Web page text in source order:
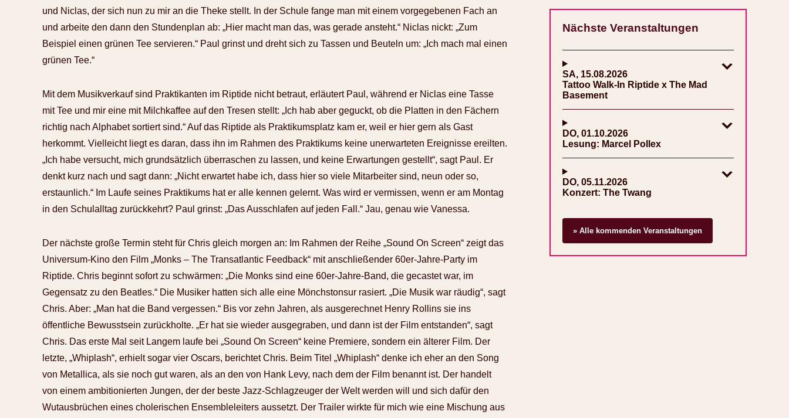
und Niclas, der sich nun zu mir an die Theke stellt. In der Schule fange man mit einem vorgegebenen Fach an
und arbeite den dann den Stundenplan ab: „Hier macht man das, was gerade ansteht.“ Niclas nickt: „Zum
Beispiel einen grünen Tee servieren.“ Paul grinst und dreht sich zu Tassen und Beuteln um: „Ich mach mal einen
grünen Tee.“
Mit dem Musikverkauf sind Praktikanten im Riptide nicht betraut, erläutert Paul, während er Niclas eine Tasse
mit Tee und mir eine mit Milchkaffee auf den Tresen stellt: „Ich hab aber geguckt, ob die Platten in den Fächern
richtig nach Alphabet sortiert sind.“ Auf das Riptide als Praktikumsplatz kam er, weil er hier gern als Gast
herkommt. Vielleicht liegt es daran, dass ihn im Rahmen des Praktikums keine unerwarteten Ereignisse ereilten.
„Ich habe versucht, mich grundsätzlich überraschen zu lassen, und keine Erwartungen gestellt“, sagt Paul. Er
denkt kurz nach und sagt dann: „Nicht erwartet habe ich, dass hier so viele Mitarbeiter sind, neun oder so,
erstaunlich.“ Im Laufe seines Praktikums hat er alle kennen gelernt. Was wird er vermissen, wenn er am Montag
in den Schulalltag zurückkehrt? Paul grinst: „Das Ausschlafen auf jeden Fall.“ Jau, genau wie Vanessa.
Der nächste große Termin steht für Chris gleich morgen an: Im Rahmen der Reihe „Sound On Screen“ zeigt das
Universum-Kino den Film „Monks – The Transatlantic Feedback“ mit anschließender 60er-Jahre-Party im
Riptide. Chris beginnt sofort zu schwärmen: „Die Monks sind eine 60er-Jahre-Band, die gecastet war, im
Gegensatz zu den Beatles.“ Die Musiker hatten sich alle eine Mönchstonsur rasiert. „Die Musik war räudig“, sagt
Chris. Aber: „Man hat die Band vergessen.“ Bis vor zehn Jahren, als ausgerechnet Henry Rollins sie ins
öffentliche Bewusstsein zurückholte. „Er hat sie wieder ausgegraben, und dann ist der Film entstanden“, sagt
Chris. Das erste Mal seit Langem laufe bei „Sound On Screen“ keine Premiere, sondern ein älterer Film. Der
letzte, „Whiplash“, erhielt sogar vier Oscars, berichtet Chris. Beim Titel „Whiplash“ denke ich eher an den Song
von Metallica, als sie noch gut waren, als an den von Hank Levy, nach dem der Film benannt ist. Der handelt
von einem ambitionierten Jungen, der der beste Jazz-Schlagzeuger der Welt werden will und sich dafür den
Wutausbrüchen eines cholerischen Ensembleleiters aussetzt. Der Trailer wirkte für mich wie eine Mischung aus
Nächste Veranstaltungen
SA, 15.08.2026
Tattoo Walk-In Riptide x The Mad
Basement
DO, 01.10.2026
Lesung: Marcel Pollex
DO, 05.11.2026
Konzert: The Twang
» Alle kommenden Veranstaltungen